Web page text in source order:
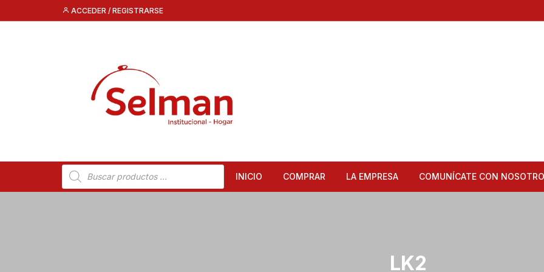
al
ACCEDER / REGISTRARSE
Búsqueda
de
INICIO COMPRAR LA EMPRESA COMUNÍCATE CON
LK2